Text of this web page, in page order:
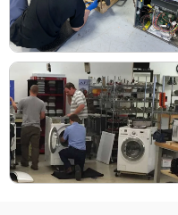
Главные
сервиса:
Низкие цены и
все виды ремонта и
Срочный ремонт—
восстановления
шкафов.
Доставка и выезд